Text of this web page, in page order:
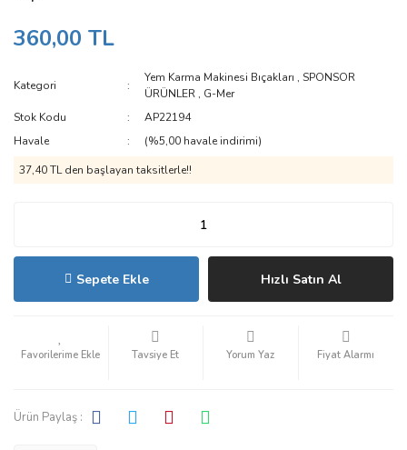
360,00 TL
Kategori
Yem Karma Makinesi Bıçakları ,SPONSOR
ÜRÜNLER , G-Mer
Stok Kodu
AP22194
Havale
(%5,00 havale indirimi)
37,40 TL den başlayan taksitlerle!!
Sepete Ekle Hızlı Satın Al
Tavsiye Et Yorum Yaz Fiyat Alarmı
Ürün Paylaş :